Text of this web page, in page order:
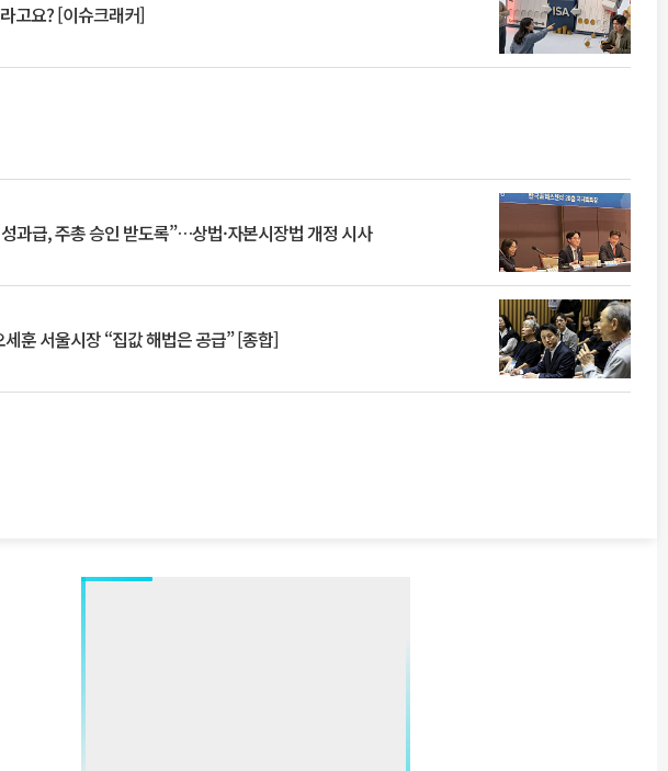
고요? [이슈크래커]
과급, 주총 승인 받도록”…상법·자본시장법 개정 시사
훈 서울시장 “집값 해법은 공급” [종합]